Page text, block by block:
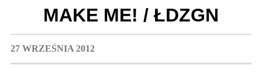
MAKE ME! / ŁDZGN
27 WRZEŚNIA 2012